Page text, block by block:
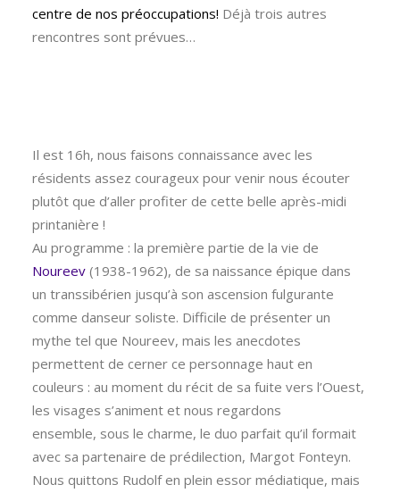
centre de nos préoccupations! Déjà trois autres
rencontres sont prévues…
Il est 16h, nous faisons connaissance avec les
résidents assez courageux pour venir nous écouter
plutôt que d’aller profiter de cette belle après-midi
printanière !
Au programme : la première partie de la vie de
Noureev (1938-1962), de sa naissance épique dans
un transsibérien jusqu’à son ascension fulgurante
comme danseur soliste. Difficile de présenter un
mythe tel que Noureev, mais les anecdotes
permettent de cerner ce personnage haut en
couleurs : au moment du récit de sa fuite vers l’Ouest,
les visages s’animent et nous regardons
ensemble, sous le charme, le duo parfait qu’il formait
avec sa partenaire de prédilection, Margot Fonteyn.
Nous quittons Rudolf en plein essor médiatique, mais